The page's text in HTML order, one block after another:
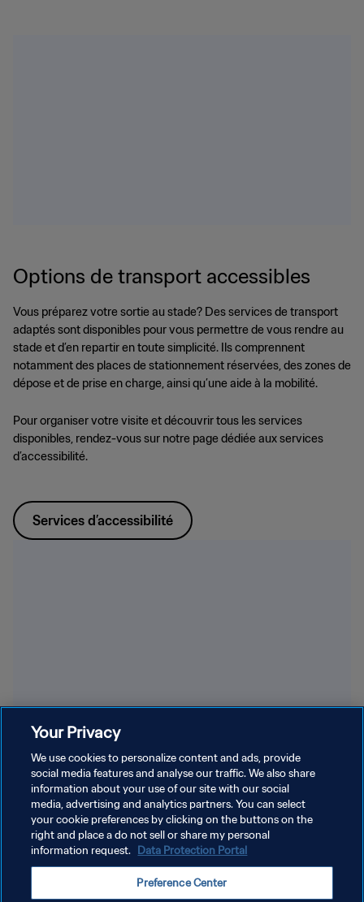
Options de transport accessibles
Vous préparez votre sortie au stade? Des services de transport
adaptés sont disponibles pour vous permettre de vous rendre au
stade et d’en repartir en toute simplicité. Ils comprennent
notamment des places de stationnement réservées, des zones de
dépose et de prise en charge, ainsi qu’une aide à la mobilité.
Pour organiser votre visite et découvrir tous les services
disponibles, rendez-vous sur notre page dédiée aux services
d’accessibilité.
Services d’accessibilité
En savoir plus
Your Privacy
We use cookies to personalize content and ads, provide
social media features and analyse our traffic. We also share
information about your use of our site with our social
media, advertising and analytics partners. You can select
your cookie preferences by clicking on the buttons on the
right and place a do not sell or share my personal
information request. Data Protection Portal
Preference Center